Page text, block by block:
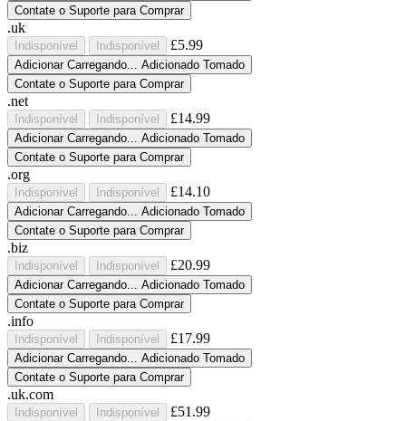
Contate o Suporte para Comprar
.uk
Indisponível Indisponível £5.99
Adicionar Carregando... Adicionado Tomado
Contate o Suporte para Comprar
.net
Indisponível Indisponível £14.99
Adicionar Carregando... Adicionado Tomado
Contate o Suporte para Comprar
.org
Indisponível Indisponível £14.10
Adicionar Carregando... Adicionado Tomado
Contate o Suporte para Comprar
.biz
Indisponível Indisponível £20.99
Adicionar Carregando... Adicionado Tomado
Contate o Suporte para Comprar
.info
Indisponível Indisponível £17.99
Adicionar Carregando... Adicionado Tomado
Contate o Suporte para Comprar
.uk.com
Indisponível Indisponível £51.99